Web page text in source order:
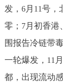
发， 6月 11号，
零； 7月初香港
围报告冷链带毒
一轮爆发， 11 月
都，出现流动